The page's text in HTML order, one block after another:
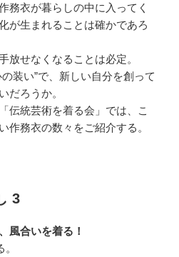
務衣が暮らしの中に入ってく
が生まれることは確かであろ
放せなくなることは必定。
装い”で、新しい自分を創って
だろうか。
伝統芸術を着る会」では、こ
作務衣の数々をご紹介する。
3
風合いを着る！